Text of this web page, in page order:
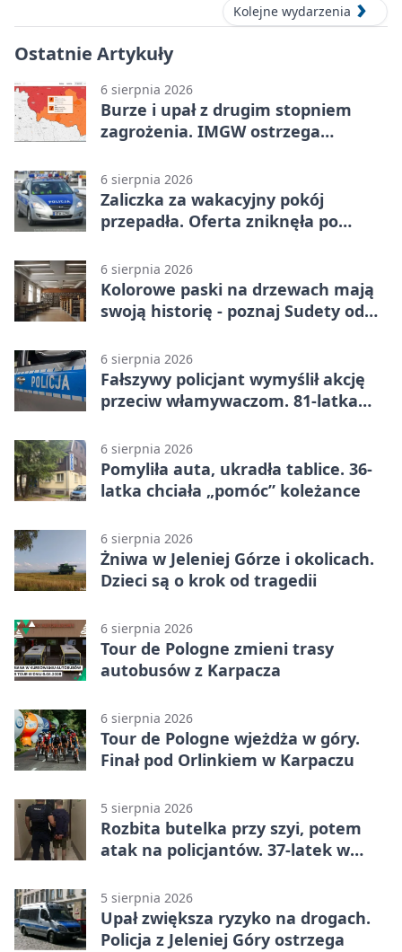
Kolejne wydarzenia
Ostatnie Artykuły
6 sierpnia 2026
Burze i upał z drugim stopniem
zagrożenia. IMGW ostrzega
6 sierpnia 2026
Zaliczka za wakacyjny pokój
przepadła. Oferta zniknęła po
6 sierpnia 2026
Kolorowe paski na drzewach mają
swoją historię - poznaj Sudety od
6 sierpnia 2026
Fałszywy policjant wymyślił akcję
przeciw włamywaczom. 81-latka
6 sierpnia 2026
Pomyliła auta, ukradła tablice. 36-
latka chciała „pomóc” koleżance
6 sierpnia 2026
Żniwa w Jeleniej Górze i okolicach.
Dzieci są o krok od tragedii
6 sierpnia 2026
Tour de Pologne zmieni trasy
autobusów z Karpacza
6 sierpnia 2026
Tour de Pologne wjeżdża w góry.
Finał pod Orlinkiem w Karpaczu
5 sierpnia 2026
Rozbita butelka przy szyi, potem
atak na policjantów. 37-latek w
5 sierpnia 2026
Upał zwiększa ryzyko na drogach.
Policja z Jeleniej Góry ostrzega